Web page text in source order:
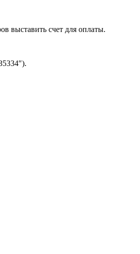
выставить счет для оплаты.